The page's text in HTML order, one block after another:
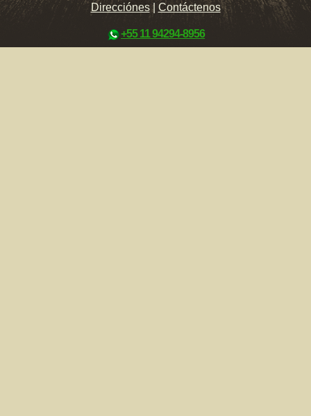
Direcciónes| Contáctenos
+55 11 94294-8956